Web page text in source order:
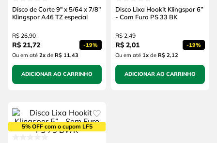
Disco de Corte 9" x 5/64 x 7/8"
Klingspor A46 TZ especial
R$ 26,90
R$ 21,72 -19%
Ou em até 2xde R$ 11,43
ADICIONAR AO CARRINHO
Disco Lixa Hookit Klingspor 6”
- Com Furo PS 33 BK
R$ 2,49
R$ 2,01 -19%
Ou em até 1xde R$ 2,12
ADICIONAR AO CARRINHO
5% OFF com o cupom LF5